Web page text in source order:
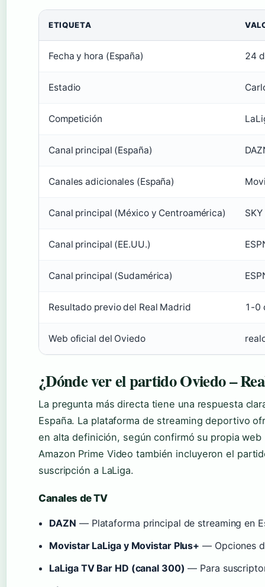
ETIQUETA
Fecha y hora (España) 24
Estadio
Competición
Canal principal (España)
Canales adicionales (España)
Canal principal (México y Centroamérica)
Canal principal (EE.UU.)
Canal principal (Sudamérica)
Resultado previo del Real Madrid 1-0
Web oficial del Oviedo
¿Dónde ver el partido Oviedo –
La pregunta más directa tiene una respuesta
España. La plataforma de streaming deportivo
en alta definición, según confirmó su propia web
Amazon Prime Video también incluyeron el
suscripción a LaLiga.
Canales de TV
DAZN — Plataforma principal de streaming en
Movistar LaLiga y Movistar Plus+ — Opciones
LaLiga TV Bar HD (canal 300) — Para